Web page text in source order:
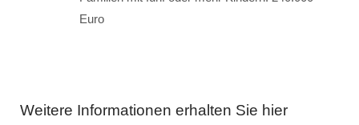
Euro
Weitere Informationen erhalten Sie hier